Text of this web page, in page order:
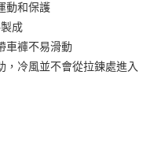
（台灣）商業銀行
信託商業銀行
動和保護
成
車褲不易滑動
冷風並不會從拉鍊處進入